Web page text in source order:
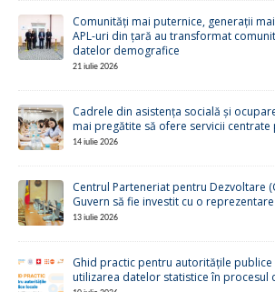
Comunități mai puternice, generații
APL-uri din țară au transformat
datelor demografice
21 iulie 2026
Cadrele din asistența socială și
mai pregătite să ofere servicii centrate
14 iulie 2026
Centrul Parteneriat pentru Dezvoltare
Guvern să fie investit cu o
13 iulie 2026
Ghid practic pentru autoritățile
utilizarea datelor statistice în procesul